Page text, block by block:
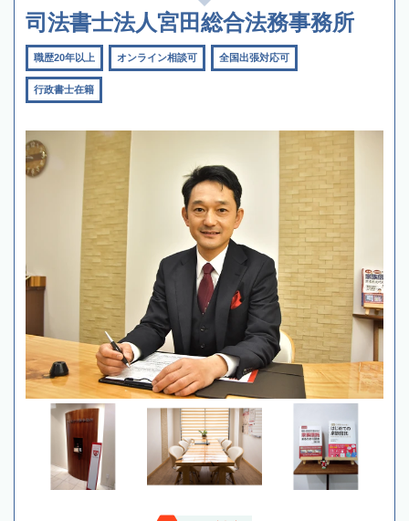
司法書士法人宮田総合法務事務所
職歴20年以上 オンライン相談可 全国出張対応可
行政書士在籍